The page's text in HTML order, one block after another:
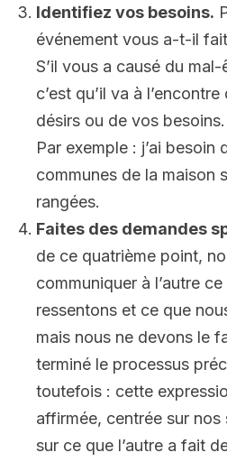
Identifiez vos besoins.
événement vous a-t-il
S’il vous a causé du
c’est qu’il va à
désirs ou de vos
Par exemple : j’ai besoin
communes de la maison
rangées.
Faites des demandes
de ce quatrième point,
communiquer à l’autre
ressentons et ce que
mais nous ne devons le
terminé le processus
toutefois : cette
affirmée, centrée sur nos
sur ce que l’autre a fait